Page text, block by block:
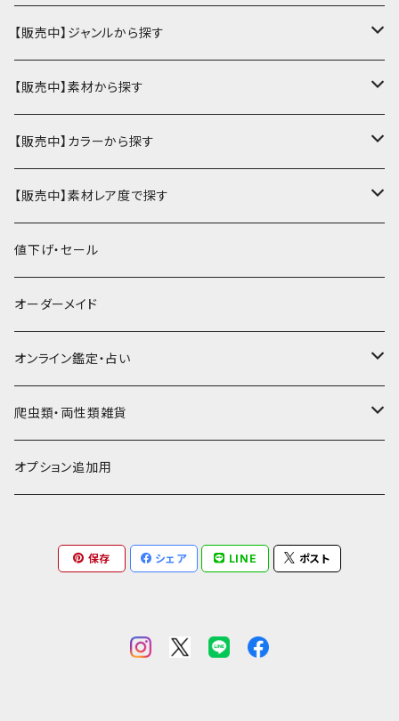
財布・小銭入れ
ミニ財布
ハーフ・二つ折り財布
名刺入れ・定期入れ
カードケース・名刺入れ
パスケース・定期入れ
ミニチュア・雑貨
ミニチュア
雑貨
キーケース・キーホルダー
キーケース
キーホルダー
その他革小物
コンドームケース
チュッパチャップスホルダー
タロットカードケース
もむのふの爬虫類グッズ屋さん
お名前カード
【販売中】ジャンルから探す
カードケース・名刺入れ
カードケース
レギュラー名刺入れ
パスケース・定期入れ
パスケース
切符・回数券ケース
財布・小銭入れ
ミニ財布
二つ折り・ハーフ財布
キーケース・キーホルダー
キーケース
キーホルダー
その他ケース
ペンケース
ようかんホルダー
コンドームケース
ミニチュア・雑貨
ミニチュアブーツ
ミニチュアキャスケット
ミニチュア革の鎧
その他革小物
ソフトレザーポーチ
パッチワーク・つぎはぎ
金運アップ
【販売中】素材から探す
牛革
牛ヌメ
その他牛革
豚革
豚ヌメ
豚スエード
ヤギ革
ヤギヌメ
その他ヤギ革
羊革
馬革
馬ヌメ
コードバン
バッファロー革
駱駝革
ダイヤモンドパイソン
【販売中】カラーから探す
ナチュラル（染色なし）
白系
黒系
茶系
こげ茶系
赤系
【販売中】素材レア度で探す
★★☆☆☆☆ 流通数、人気あり
★★★☆☆☆ 流通数少ない
★★★★☆☆ 希少素材、高価
★★★★★☆ かなりレア素材、高価！
★★★★★★ 最高ランク激レア高額素材！
値下げ・セール
オーダーメイド
オンライン鑑定・占い
タロット占い
ルーン占い
爬虫類・両性類雑貨
アイテムジャンルから探す
マグネット
フトアゴヒゲトカゲ
オプション追加用
保存 シェア LINE ポスト